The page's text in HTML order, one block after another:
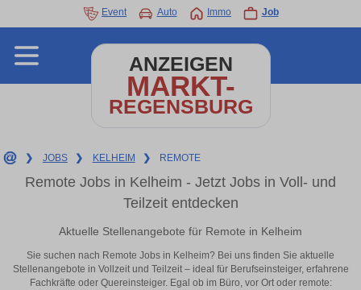
Event Auto Immo Job
ANZEIGEN
MARKT-
REGENSBURG
❯ JOBS ❯ KELHEIM ❯ REMOTE
Remote Jobs in Kelheim - Jetzt Jobs in Voll- und
Teilzeit entdecken
Aktuelle Stellenangebote für Remote in Kelheim
Sie suchen nach Remote Jobs in Kelheim? Bei uns finden Sie aktuelle
Stellenangebote in Vollzeit und Teilzeit – ideal für Berufseinsteiger, erfahrene
Fachkräfte oder Quereinsteiger. Egal ob im Büro, vor Ort oder remote: